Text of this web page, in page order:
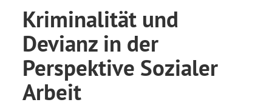
Kriminalität und
Devianz in der
Perspektive Sozialer
Arbeit